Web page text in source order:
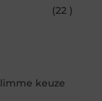
(22 )
keuze